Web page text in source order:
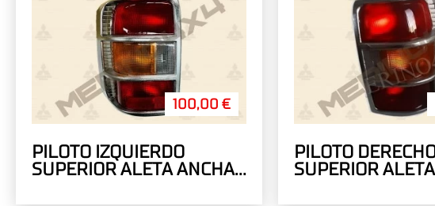
100,00 €
PILOTO IZQUIERDO
SUPERIOR ALETA ANCHA
PILOTO
SUPERIOR